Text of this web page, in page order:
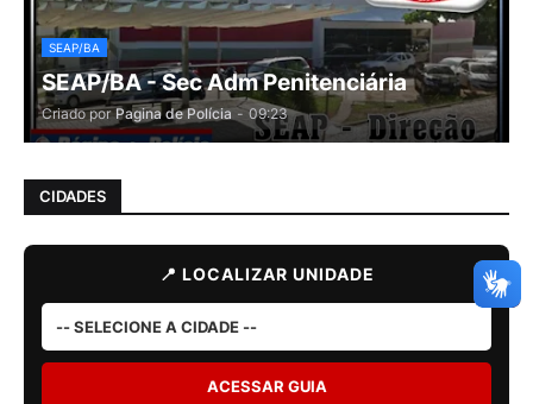
SEAP/BA
SEAP/BA - Sec Adm Penitenciária
Criado por Pagina de Polícia - 09:23
CIDADES
📍 LOCALIZAR UNIDADE
ACESSAR GUIA